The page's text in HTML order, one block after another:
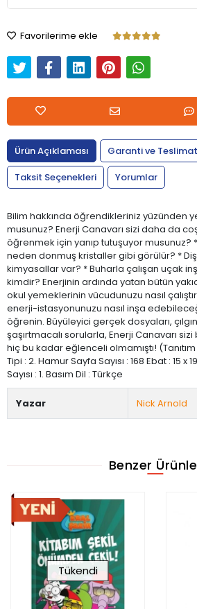
Favorilerime ekle
Ürün Açıklaması
Garanti ve Teslimat
Taksit Seçenekleri
Yorumlar
Bilim hakkında öğrendikleriniz yüzünden
musunuz? Enerji Canavarı sizi daha da
öğrenmek için yanıp tutuşuyor musunuz?
neden donmuş kristaller gibi görülür? *
kimyasallar var? * Buharla çalışan uçak
kimdir? Enerjinin ardında yatan bütün
okul yemeklerinin vücudunuzu nasıl
enerji-istasyonunuzu nasıl inşa
öğrenin. Büyüleyici gerçek dosyaları,
şaşırtmacalı sorularla, Enerji Canavarı
hiç bu kadar eğlenceli olmamıştı!
Tipi : 2. Hamur Sayfa Sayısı : 168 Ebat : 15 x
Sayısı : 1. Basım Dil : Türkçe
Yazar Nick Arnold
Benzer
Tükendi